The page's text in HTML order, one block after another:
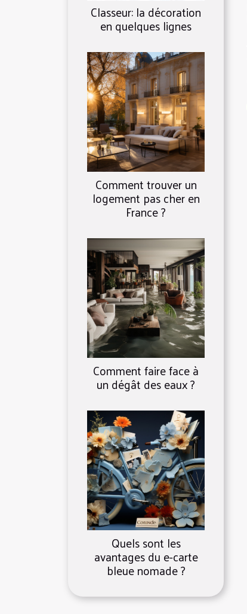
Classeur: la décoration
en quelques lignes
Comment trouver un
logement pas cher en
France ?
Comment faire face à
un dégât des eaux ?
Quels sont les
avantages du e-carte
bleue nomade ?